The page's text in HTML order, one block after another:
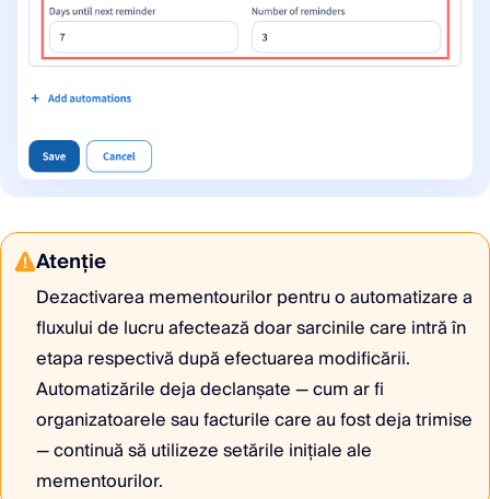
Atenţie
Dezactivarea mementourilor pentru o automatizare a
fluxului de lucru afectează doar sarcinile care intră în
etapa respectivă după efectuarea modificării.
Automatizările deja declanșate — cum ar fi
organizatoarele sau facturile care au fost deja trimise
— continuă să utilizeze setările inițiale ale
mementourilor.